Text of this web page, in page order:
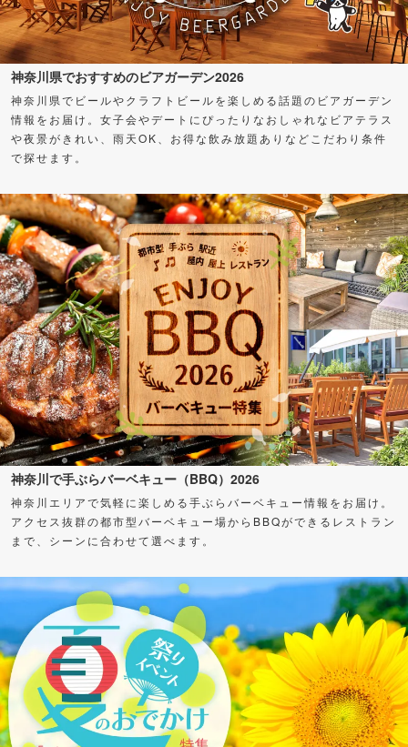
神奈川県でおすすめのビアガーデン2026
神奈川県でビールやクラフトビールを楽しめる話題のビアガーデン
情報をお届け。女子会やデートにぴったりなおしゃれなビアテラス
や夜景がきれい、雨天OK、お得な飲み放題ありなどこだわり条件
で探せます。
神奈川で手ぶらバーベキュー（BBQ）2026
神奈川エリアで気軽に楽しめる手ぶらバーベキュー情報をお届け。
アクセス抜群の都市型バーベキュー場からBBQができるレストラン
まで、シーンに合わせて選べます。